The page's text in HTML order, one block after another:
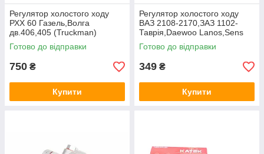
Регулятор холостого ходу
РХХ 60 Газель,Волга
дв.406,405 (Truckman)
406.1147051-02
Готово до відправки
750 ₴
Купити
Регулятор холостого ходу
ВАЗ 2108-2170,ЗАЗ 1102-
Таврiя,Daewoo Lanos,Sens
iнж. (метал) (NPS) 2112-
1148300
Готово до відправки
349 ₴
Купити